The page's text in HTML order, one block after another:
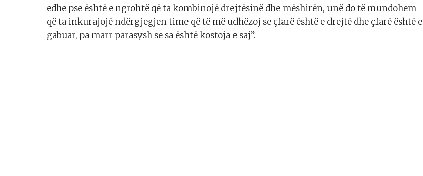
edhe pse është e ngrohtë që ta kombinojë drejtësinë dhe mëshirën, unë do të mundohem
që ta inkurajojë ndërgjegjen time që të më udhëzoj se çfarë është e drejtë dhe çfarë është e
gabuar, pa marr parasysh se sa është kostoja e saj”.